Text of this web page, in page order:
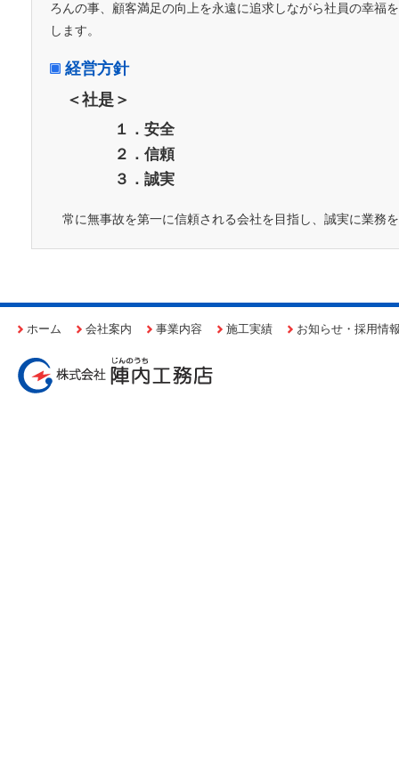
ろんの事、顧客満足の向上を永遠に追求しながら社員の幸福
します。
経営方針
＜社是＞
１．安全
２．信頼
３．誠実
常に無事故を第一に信頼される会社を目指し、誠実に業務
ホーム 会社案内 事業内容 施工実績 お知らせ・採用情